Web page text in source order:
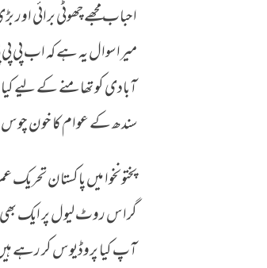
احباب مجھے چھوٹی برائی
میرا سوال یہ ہے کہ اب پی
آبادی کو تھامنے کے لیے کیا
سندھ کے عوام کا خون
پختونخوا میں پاکستان
گراس روٹ لیول پر ایک بھی
آپ کیا پروڈیوس کر رہے